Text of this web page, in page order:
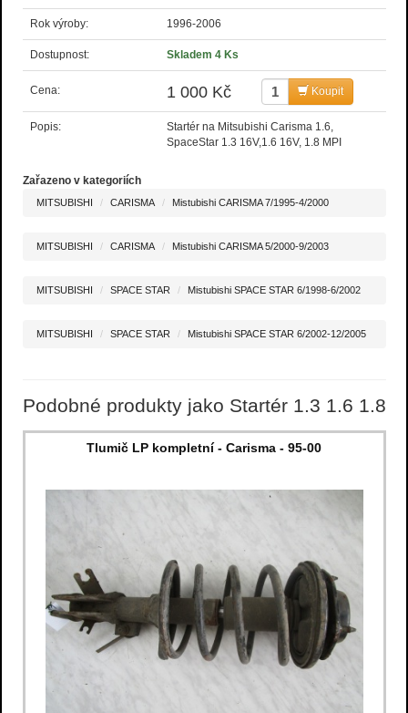
Rok výroby: 1996-2006
Dostupnost: Skladem 4 Ks
Cena: 1 000 Kč Koupit
Popis:
Startér na Mitsubishi Carisma 1.6,
SpaceStar 1.3 16V,1.6 16V, 1.8 MPI
Zařazeno v kategoriích
MITSUBISHI CARISMA Mistubishi CARISMA 7/1995-4/2000
MITSUBISHI CARISMA Mistubishi CARISMA 5/2000-9/2003
MITSUBISHI SPACE STAR Mistubishi SPACE STAR 6/1998-6/2002
MITSUBISHI SPACE STAR Mistubishi SPACE STAR 6/2002-12/2005
Podobné produkty jako Startér 1.3 1.6 1.8
Tlumič LP kompletní - Carisma - 95-00